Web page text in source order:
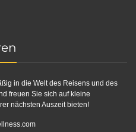
in die Welt des Reisens und des
freuen Sie sich auf kleine
nächsten Auszeit bieten!